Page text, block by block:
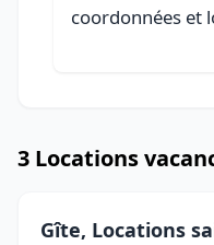
coordonnées et
3 Locations
Gîte, Locations